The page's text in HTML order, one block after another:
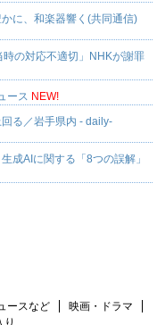
に、和楽器響く(共同通信)
の対応不適切」NHKが謝罪
ース NEW!
回る／岩手県内 - daily-
成AIに関する「8つの誤解」
ースなど
映画・ドラマ
り